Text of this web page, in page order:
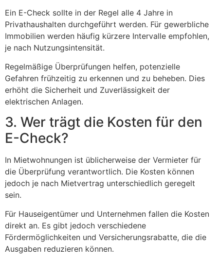
Ein E-Check sollte in der Regel alle 4 Jahre in
Privathaushalten durchgeführt werden. Für gewerbliche
Immobilien werden häufig kürzere Intervalle empfohlen,
je nach Nutzungsintensität.
Regelmäßige Überprüfungen helfen, potenzielle
Gefahren frühzeitig zu erkennen und zu beheben. Dies
erhöht die Sicherheit und Zuverlässigkeit der
elektrischen Anlagen.
3. Wer trägt die Kosten für den
E-Check?
In Mietwohnungen ist üblicherweise der Vermieter für
die Überprüfung verantwortlich. Die Kosten können
jedoch je nach Mietvertrag unterschiedlich geregelt
sein.
Für Hauseigentümer und Unternehmen fallen die Kosten
direkt an. Es gibt jedoch verschiedene
Fördermöglichkeiten und Versicherungsrabatte, die die
Ausgaben reduzieren können.